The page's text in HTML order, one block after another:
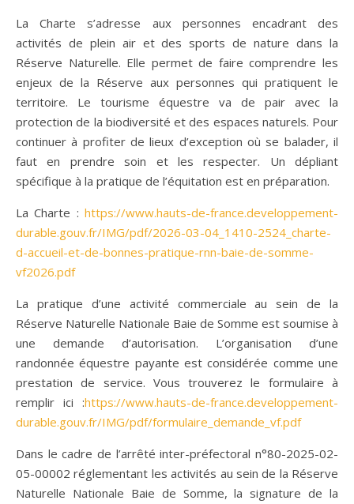
La Charte s’adresse aux personnes encadrant des
activités de plein air et des sports de nature dans la
Réserve Naturelle. Elle permet de faire comprendre les
enjeux de la Réserve aux personnes qui pratiquent le
territoire. Le tourisme équestre va de pair avec la
protection de la biodiversité et des espaces naturels. Pour
continuer à profiter de lieux d’exception où se balader, il
faut en prendre soin et les respecter. Un dépliant
spécifique à la pratique de l’équitation est en préparation.
La Charte : https://www.hauts-de-france.developpement-
durable.gouv.fr/IMG/pdf/2026-03-04_1410-2524_charte-
d-accueil-et-de-bonnes-pratique-rnn-baie-de-somme-
vf2026.pdf
La pratique d’une activité commerciale au sein de la
Réserve Naturelle Nationale Baie de Somme est soumise à
une demande d’autorisation. L’organisation d’une
randonnée équestre payante est considérée comme une
prestation de service. Vous trouverez le formulaire à
remplir ici :https://www.hauts-de-france.developpement-
durable.gouv.fr/IMG/pdf/formulaire_demande_vf.pdf
Dans le cadre de l’arrêté inter-préfectoral n°80-2025-02-
05-00002 réglementant les activités au sein de la Réserve
Naturelle Nationale Baie de Somme, la signature de la